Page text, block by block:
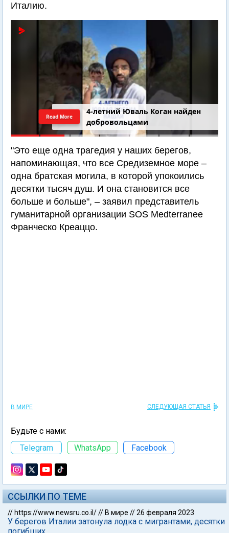
Италию.
4-летний Юваль Коган найден
добровольцами
Read More
"Это еще одна трагедия у наших берегов,
напоминающая, что все Средиземное море –
одна братская могила, в которой упокоились
десятки тысяч душ. И она становится все
больше и больше", – заявил представитель
гуманитарной организации SOS Medterranee
Франческо Креаццо.
В МИРЕ СЛЕДУЮЩАЯ СТАТЬЯ
Будьте с нами:
Telegram
WhatsApp Facebook
ССЫЛКИ ПО ТЕМЕ
// https://www.newsru.co.il/// В мире //26 февраля 2023
У берегов Италии затонула лодка с мигрантами, десятки